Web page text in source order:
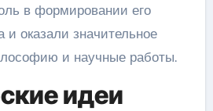
в формировании его
и оказали значительное
и научные работы.
идеи